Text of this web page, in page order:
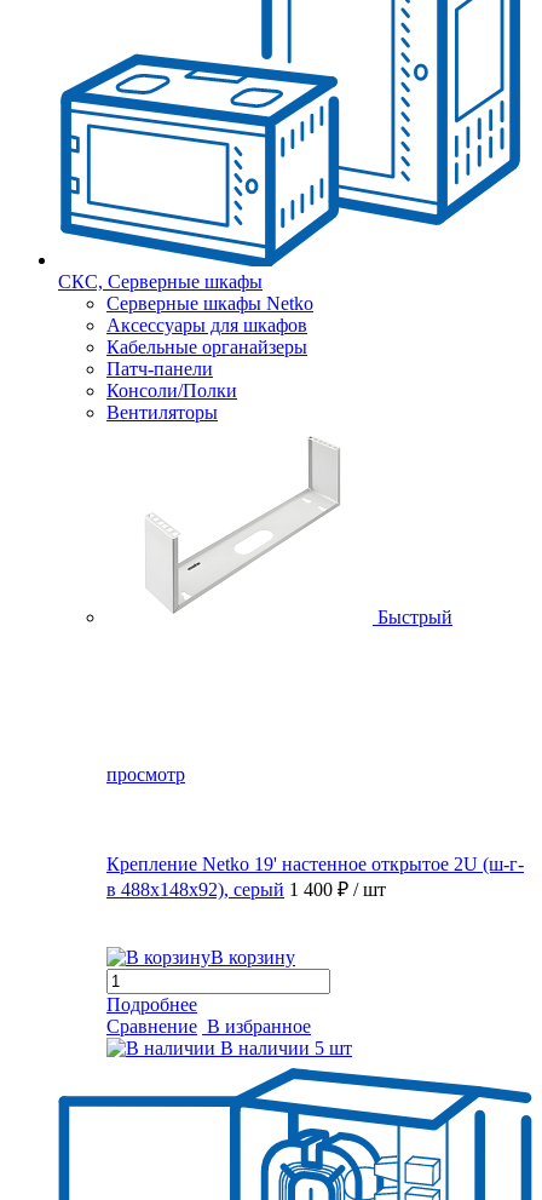
СКС, Серверные шкафы
Серверные шкафы Netko
Аксессуары для шкафов
Кабельные органайзеры
Патч-панели
Консоли/Полки
Вентиляторы
Быстрый
просмотр
Крепление Netko 19' настенное открытое 2U (ш-г-
в 488х148х92), серый 1 400 ₽ / шт
В корзину
Подробнее
Сравнение В избранное
В наличии 5 шт